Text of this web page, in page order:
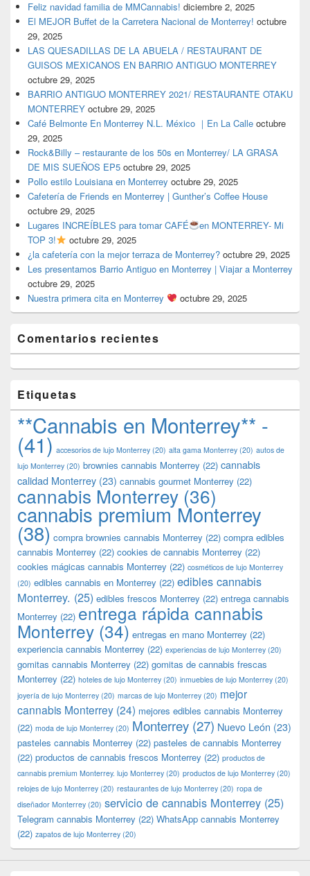
Feliz navidad familia de MMCannabis! diciembre 2, 2025
El MEJOR Buffet de la Carretera Nacional de Monterrey! octubre
29, 2025
LAS QUESADILLAS DE LA ABUELA / RESTAURANT DE
GUISOS MEXICANOS EN BARRIO ANTIGUO MONTERREY
octubre 29, 2025
BARRIO ANTIGUO MONTERREY 2021/ RESTAURANTE OTAKU
MONTERREY octubre 29, 2025
Café Belmonte En Monterrey N.L. México ｜En La Calle octubre
29, 2025
Rock&Billy – restaurante de los 50s en Monterrey/ LA GRASA
DE MIS SUEÑOS EP5 octubre 29, 2025
Pollo estilo Louisiana en Monterrey octubre 29, 2025
Cafetería de Friends en Monterrey | Gunther’s Coffee House
octubre 29, 2025
Lugares INCREÍBLES para tomar CAFÉ
en MONTERREY- Mi
TOP 3!
octubre 29, 2025
¿la cafetería con la mejor terraza de Monterrey? octubre 29, 2025
Les presentamos Barrio Antiguo en Monterrey | Viajar a Monterrey
octubre 29, 2025
Nuestra primera cita en Monterrey
octubre 29, 2025
Comentarios recientes
Etiquetas
**Cannabis en Monterrey** -
(41) accesorios de lujo Monterrey (20) alta gama Monterrey (20) autos de
lujo Monterrey (20) brownies cannabis Monterrey (22) cannabis
calidad Monterrey (23) cannabis gourmet Monterrey (22)
cannabis Monterrey (36)
cannabis premium Monterrey
(38) compra brownies cannabis Monterrey (22) compra edibles
cannabis Monterrey (22) cookies de cannabis Monterrey (22)
cookies mágicas cannabis Monterrey (22) cosméticos de lujo Monterrey
(20) edibles cannabis en Monterrey (22) edibles cannabis
Monterrey. (25) edibles frescos Monterrey (22) entrega cannabis
Monterrey (22) entrega rápida cannabis
Monterrey (34) entregas en mano Monterrey (22)
experiencia cannabis Monterrey (22) experiencias de lujo Monterrey (20)
gomitas cannabis Monterrey (22) gomitas de cannabis frescas
Monterrey (22) hoteles de lujo Monterrey (20) inmuebles de lujo Monterrey (20)
joyería de lujo Monterrey (20) marcas de lujo Monterrey (20) mejor
cannabis Monterrey (24) mejores edibles cannabis Monterrey
(22) moda de lujo Monterrey (20) Monterrey (27) Nuevo León (23)
pasteles cannabis Monterrey (22) pasteles de cannabis Monterrey
(22) productos de cannabis frescos Monterrey (22) productos de
cannabis premium Monterrey. lujo Monterrey (20) productos de lujo Monterrey (20)
relojes de lujo Monterrey (20) restaurantes de lujo Monterrey (20) ropa de
diseñador Monterrey (20) servicio de cannabis Monterrey (25)
Telegram cannabis Monterrey (22) WhatsApp cannabis Monterrey
(22) zapatos de lujo Monterrey (20)